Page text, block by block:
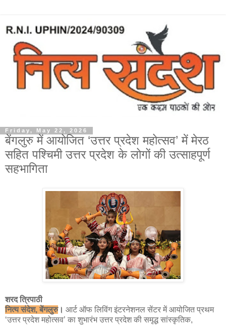
Friday, May 22, 2026
बेंगलुरु में आयोजित ‘उत्तर प्रदेश महोत्सव’ में मेरठ
सहित पश्चिमी उत्तर प्रदेश के लोगों की उत्साहपूर्ण
सहभागिता
शरद त्रिपाठी
नित्य संदेश, बेंगलुरु। आर्ट ऑफ लिविंग इंटरनेशनल सेंटर में आयोजित प्रथम
‘उत्तर प्रदेश महोत्सव’ का शुभारंभ उत्तर प्रदेश की समृद्ध सांस्कृतिक,